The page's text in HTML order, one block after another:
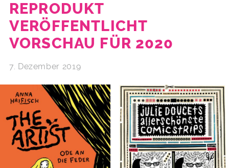
REPRODUKT
VERÖFFENTLICHT
VORSCHAU FÜR 2020
7. Dezember 2019